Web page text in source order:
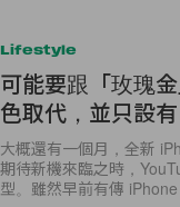
Lifestyle
可能要跟「玫瑰
色取代，並只設
大概還有一個月，全新
期待新機來臨之時，
型。雖然早前有傳